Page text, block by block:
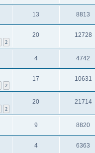
13 8813
2
20 12728
4 4742
2
17 10631
2
20 21714
9 8820
4 6363